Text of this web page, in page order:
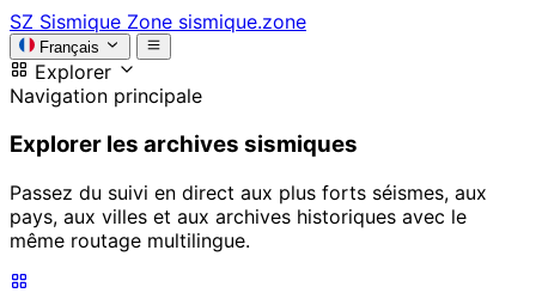
SZ Sismique Zone sismique.zone
Français
Explorer
Navigation principale
Explorer les archives sismiques
Passez du suivi en direct aux plus forts séismes, aux
pays, aux villes et aux archives historiques avec le
même routage multilingue.